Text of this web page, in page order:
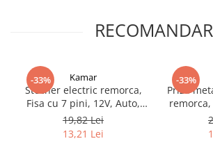
Seturi Lampi Spate Triple
Proiectoare de lucru si marsarier
Proiectoare suplimentare, Camion,
Off Road
Proiectoare Full LED
-33% Kamar
Stecher electric remorca,
Fisa cu 7 pini, 12V, Auto,
carcasa metal
19,82 Lei
13,21 Lei
-33%
Priza